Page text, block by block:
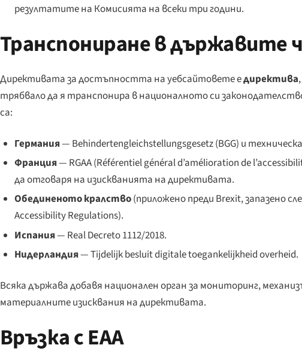
резултатите на Комисията на всеки три години.
Транспониране в държавите
Директивата за достъпността на уебсайтовете едиректива
трябвало да я транспонира в националното си
са:
Германия— Behindertengleichstellungsgesetz(BGG) и
Франция— RGAA (Référentiel général d’amélioration de
да отговаря на изискванията на директивата.
Обединеното кралство(приложено преди Brexit, запазено
Accessibility Regulations).
Испания— Real Decreto 1112/2018.
Нидерландия—Tijdelijk besluit digitale toegankelijkheid overheid.
Всяка държава добавя национален орган за мониторинг,
материалните изисквания на директивата.
Връзка с EAA